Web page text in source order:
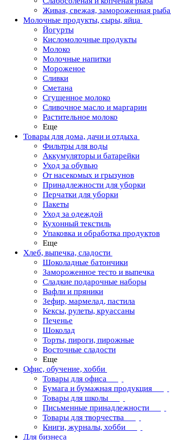
Живая, свежая, замороженная рыба
Молочные продукты, сыры, яйца
Йогурты
Кисломолочные продукты
Молоко
Молочные напитки
Мороженое
Сливки
Сметана
Сгущенное молоко
Сливочное масло и маргарин
Растительное молоко
Еще
Товары для дома, дачи и отдыха
Фильтры для воды
Аккумуляторы и батарейки
Уход за обувью
От насекомых и грызунов
Принадлежности для уборки
Перчатки для уборки
Пакеты
Уход за одеждой
Кухонный текстиль
Упаковка и обработка продуктов
Еще
Хлеб, выпечка, сладости
Шоколадные батончики
Замороженное тесто и выпечка
Сладкие подарочные наборы
Вафли и пряники
Зефир, мармелад, пастила
Кексы, рулеты, круассаны
Печенье
Шоколад
Торты, пироги, пирожные
Восточные сладости
Еще
Офис, обучение, хобби
Товары для офиса
Бумага и бумажная продукция
Товары для школы
Письменные принадлежности
Товары для творчества
Книги, журналы, хобби
Для бизнеса